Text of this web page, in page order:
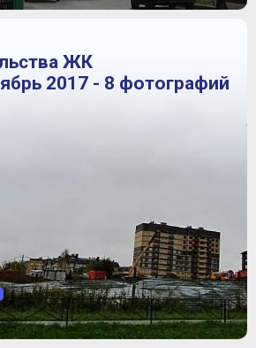
ЖК
2017 - 8 фотографий